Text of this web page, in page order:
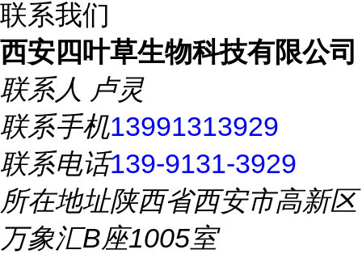
联系我们
西安四叶草生物科技有限公司
联系人 卢灵
联系手机13991313929
联系电话139-9131-3929
所在地址陕西省西安市高新区
万象汇B座1005室